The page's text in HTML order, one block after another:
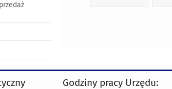
Godziny pracy Urzędu: